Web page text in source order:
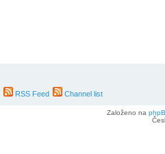
RSS Feed Channel list
Založeno na